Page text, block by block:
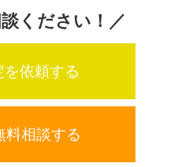
ください！／
を依頼する
料相談する